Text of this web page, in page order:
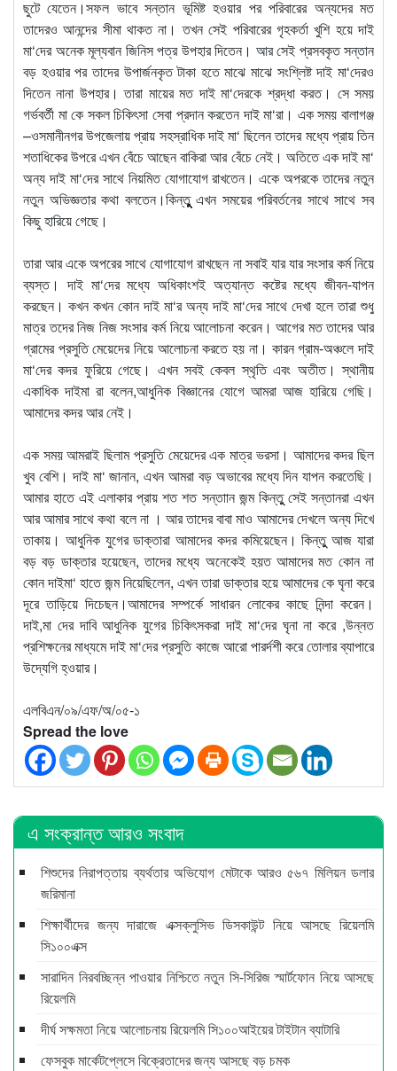
ছুটে যেতেন।সফল ভাবে সন্তান ভূমিষ্ট হওয়ার পর পরিবারের অন্যদের মত
তাদেরও আনন্দের সীমা থাকত না। তখন সেই পরিবারের গৃহকর্তা খুশি হয়ে দাই
মা‘দের অনেক মূল্যবান জিনিস পত্র উপহার দিতেন। আর সেই প্রসবকৃত সন্তান
বড় হওয়ার পর তাদের উপার্জনকৃত টাকা হতে মাঝে মাঝে সংশ্লিষ্ট দাই মা‘দেরও
দিতেন নানা উপহার। তারা মায়ের মত দাই মা‘দেরকে শ্রদ্ধা করত। সে সময়
গর্ভবর্তী মা কে সকল চিকিৎসা সেবা প্রদান করতেন দাই মা‘রা। এক সময় বালাগঞ্জ
–ওসমানীনগর উপজেলায় প্রায় সহস্রাধিক দাই মা‘ ছিলেন তাদের মধ্যে প্রায় তিন
শতাধিকের উপরে এখন বেঁচে আছেন বাকিরা আর বেঁচে নেই। অতিতে এক দাই মা‘
অন্য দাই মা‘দের সাথে নিয়মিত যোগাযোগ রাখতেন। একে অপরকে তাদের নতুন
নতুন অভিজ্ঞতার কথা বলতেন।কিন্তুুুুুুুুুুুুুুুু এখন সময়ের পরিবর্তনের সাথে সাথে সব
কিছু হারিয়ে গেছে।
তারা আর একে অপরের সাথে যোগাযোগ রাখছেন না সবাই যার যার সংসার কর্ম নিয়ে
ব্যস্ত। দাই মা‘দের মধ্যে অধিকাংশই অত্যান্ত কষ্টের মধ্যে জীবন-যাপন
করছেন। কখন কখন কোন দাই মা‘র অন্য দাই মা‘দের সাথে দেখা হলে তারা শুধু
মাত্র তদের নিজ নিজ সংসার কর্ম নিয়ে আলোচনা করেন। আগের মত তাদের আর
গ্রামের প্রসুতি মেয়েদের নিয়ে আলোচনা করতে হয় না। কারন গ্রাম-অঞ্চলে দাই
মা‘দের কদর ফুরিয়ে গেছে। এখন সবই কেবল স্থৃতি এবং অতীত। স্থানীয়
একাধিক দাইমা রা বলেন,আধুনিক বিজ্ঞানের যোগে আমরা আজ হারিয়ে গেছি।
আমাদের কদর আর নেই।
এক সময় আমরাই ছিলাম প্রসুতি মেয়েদের এক মাত্র ভরসা। আমাদের কদর ছিল
খুব বেশি। দাই মা‘ জানান, এখন আমরা বড় অভাবের মধ্যে দিন যাপন করতেছি।
আমার হাতে এই এলাকার প্রায় শত শত সন্তাান জন্ম কিন্তুু সেই সন্তানরা এখন
আর আমার সাথে কথা বলে না । আর তাদের বাবা মাও আমাদের দেখলে অন্য দিখে
তাকায়। আধুনিক যুগের ডাক্তারা আমাদের কদর কমিয়েছেন। কিন্তুু আজ যারা
বড় বড় ডাক্তার হয়েছেন, তাদের মধ্যে অনেকেই হয়ত আমাদের মত কোন না
কোন দাইমা‘ হাতে জন্ম নিয়েছিলেন, এখন তারা ডাক্তার হয়ে আমাদের কে ঘৃনা করে
দূরে তাড়িয়ে দিচেছন।আমাদের সম্পর্কে সাধারন লোকের কাছে নিন্দা করেন।
দাই,মা দের দাবি আধুনিক যুগের চিকিৎসকরা দাই মা‘দের ঘৃনা না করে ,উন্নত
প্রশিক্ষনের মাধ্যমে দাই মা‘দের প্রসুতি কাজে আরো পারর্দশী করে তোলার ব্যাপারে
উদ্যেগি হ্ওয়ার।
এলবিএন/০৯/এফ/অ/০৫-১
Spread the love
এ সংক্রান্ত আরও সংবাদ
শিশুদের নিরাপত্তায় ব্যর্থতার অভিযোগ মেটাকে আরও ৫৬৭ মিলিয়ন ডলার
জরিমানা
শিক্ষার্থীদের জন্য দারাজে এক্সক্লুসিভ ডিসকাউন্ট নিয়ে আসছে রিয়েলমি
সি১০০এক্স
সারাদিন নিরবচ্ছিন্ন পাওয়ার নিশ্চিতে নতুন সি-সিরিজ স্মার্টফোন নিয়ে আসছে
রিয়েলমি
দীর্ঘ সক্ষমতা নিয়ে আলোচনায় রিয়েলমি সি১০০আইয়ের টাইটান ব্যাটারি
ফেসবুক মার্কেটপ্লেসে বিক্রেতাদের জন্য আসছে বড় চমক